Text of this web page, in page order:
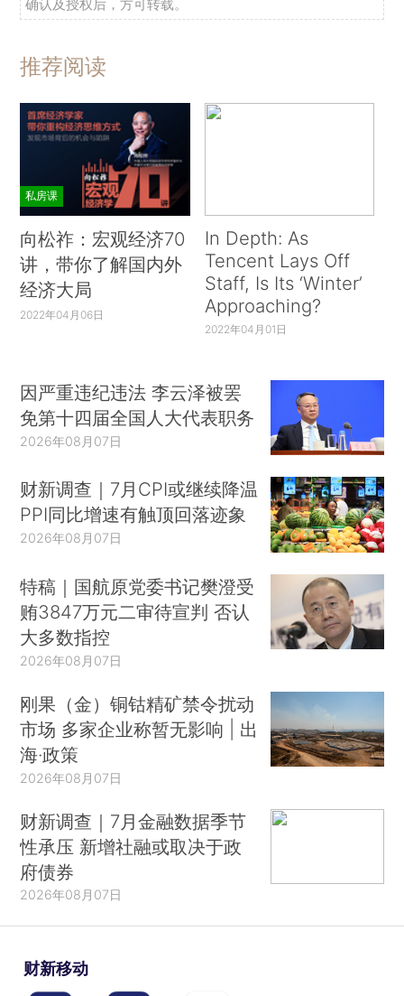
确认及授权后，方可转载。
推荐阅读
私房课
向松祚：宏观经济70
讲，带你了解国内外
经济大局
2022年04月06日
In Depth: As
Tencent Lays Off
Staff, Is Its ‘Winter’
Approaching?
2022年04月01日
因严重违纪违法 李云泽被罢
免第十四届全国人大代表职务
2026年08月07日
财新调查｜7月CPI或继续降温
PPI同比增速有触顶回落迹象
2026年08月07日
特稿｜国航原党委书记樊澄受
贿3847万元二审待宣判 否认
大多数指控
2026年08月07日
刚果（金）铜钴精矿禁令扰动
市场 多家企业称暂无影响 | 出
海·政策
2026年08月07日
财新调查｜7月金融数据季节
性承压 新增社融或取决于政
府债券
2026年08月07日
财新移动